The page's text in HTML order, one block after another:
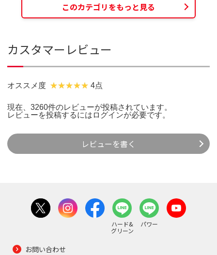
このカテゴリをもっと見る
カスタマーレビュー
オススメ度 4点
現在、3260件のレビューが投稿されています。
レビューを投稿するには ログインが必要です。
レビューを書く
ハード&
グリーン
パワー
お問い合わせ